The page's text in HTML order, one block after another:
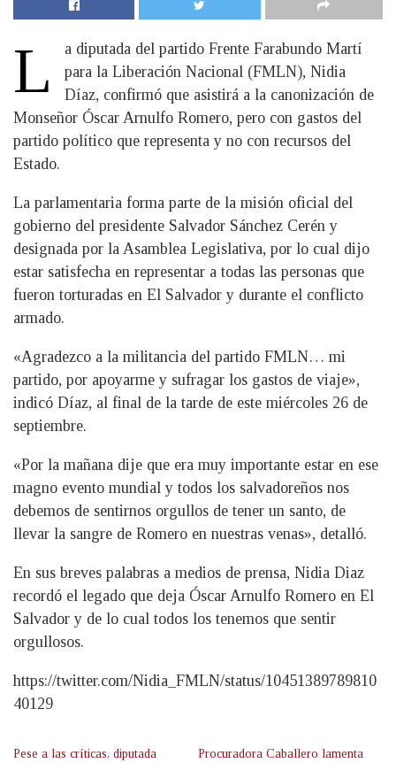
L
a diputada del partido Frente Farabundo Martí
para la Liberación Nacional (FMLN), Nidia
Díaz, confirmó que asistirá a la canonización de
Monseñor Óscar Arnulfo Romero, pero con gastos del
partido político que representa y no con recursos del
Estado.
La parlamentaria forma parte de la misión oficial del
gobierno del presidente Salvador Sánchez Cerén y
designada por la Asamblea Legislativa, por lo cual dijo
estar satisfecha en representar a todas las personas que
fueron torturadas en El Salvador y durante el conflicto
armado.
«Agradezco a la militancia del partido FMLN… mi
partido, por apoyarme y sufragar los gastos de viaje»,
indicó Díaz, al final de la tarde de este miércoles 26 de
septiembre.
«Por la mañana dije que era muy importante estar en ese
magno evento mundial y todos los salvadoreños nos
debemos de sentirnos orgullos de tener un santo, de
llevar la sangre de Romero en nuestras venas», detalló.
En sus breves palabras a medios de prensa, Nidia Diaz
recordó el legado que deja Óscar Arnulfo Romero en El
Salvador y de lo cual todos los tenemos que sentir
orgullosos.
https://twitter.com/Nidia_FMLN/status/10451389789810
40129
Pese a las críticas, diputada
Procuradora Caballero lamenta